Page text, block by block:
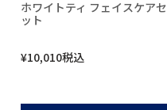
ホワイトティ フェイスケアセ
ット
¥10,010税込